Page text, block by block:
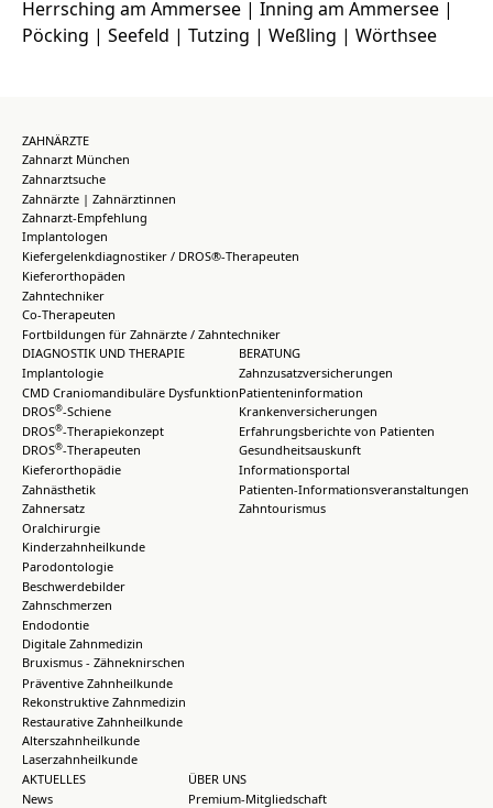
Herrsching am Ammersee | Inning am Ammersee |
Pöcking | Seefeld | Tutzing | Weßling | Wörthsee
ZAHNÄRZTE
Zahnarzt München
Zahnarztsuche
Zahnärzte | Zahnärztinnen
Zahnarzt-Empfehlung
Implantologen
Kiefergelenkdiagnostiker / DROS®-Therapeuten
Kieferorthopäden
Zahntechniker
Co-Therapeuten
Fortbildungen für Zahnärzte / Zahntechniker
DIAGNOSTIK UND THERAPIE
Implantologie
CMD Craniomandibuläre Dysfunktion
DROS®-Schiene
DROS®-Therapiekonzept
DROS®-Therapeuten
Kieferorthopädie
Zahnästhetik
Zahnersatz
Oralchirurgie
Kinderzahnheilkunde
Parodontologie
Beschwerdebilder
Zahnschmerzen
Endodontie
Digitale Zahnmedizin
Bruxismus - Zähneknirschen
Präventive Zahnheilkunde
Rekonstruktive Zahnmedizin
Restaurative Zahnheilkunde
Alterszahnheilkunde
Laserzahnheilkunde
BERATUNG
Zahnzusatzversicherungen
Patienteninformation
Krankenversicherungen
Erfahrungsberichte von Patienten
Gesundheitsauskunft
Informationsportal
Patienten-Informationsveranstaltungen
Zahntourismus
AKTUELLES
News
ÜBER UNS
Premium-Mitgliedschaft